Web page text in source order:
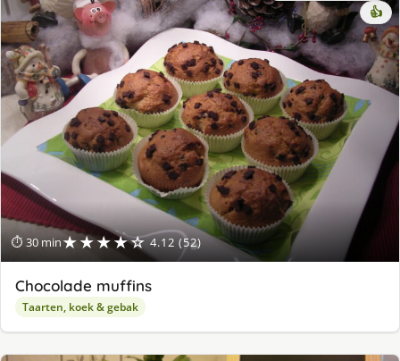
⏱ 30 min★★★★☆ 4.12 (52)
👍
Chocolade muffins
Taarten, koek & gebak